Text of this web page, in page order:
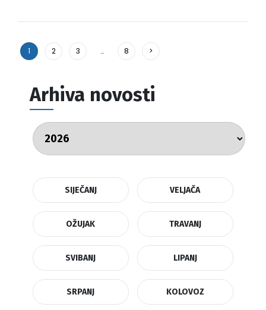
1 2 3 … 8 >
Arhiva novosti
SIJEČANJ VELJAČA
OŽUJAK TRAVANJ
SVIBANJ LIPANJ
SRPANJ KOLOVOZ